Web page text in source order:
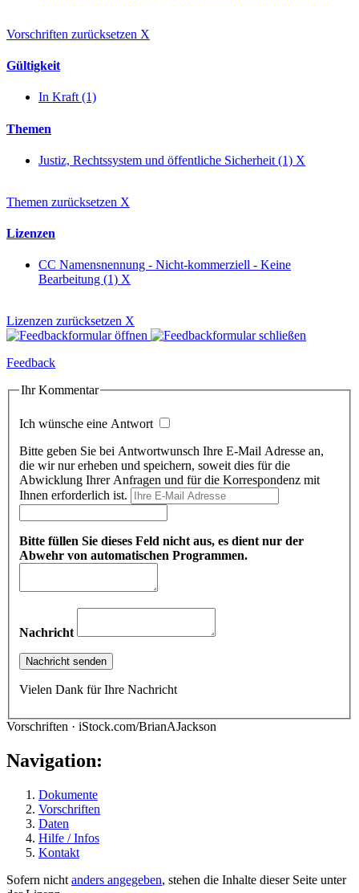
Vorschriften zurücksetzen X
Gültigkeit
In Kraft (1)
Themen
Justiz, Rechtssystem und öffentliche Sicherheit (1) X
Themen zurücksetzen X
Lizenzen
CC Namensnennung - Nicht-kommerziell - Keine
Bearbeitung (1) X
Lizenzen zurücksetzen X
Feedback
Ihr Kommentar
Ich wünsche eine Antwort
Bitte geben Sie bei Antwortwunsch Ihre E-Mail Adresse an,
die wir nur erheben und speichern, soweit dies für die
Abwicklung Ihrer Anfragen und für die Korrespondenz mit
Ihnen erforderlich ist.
Bitte füllen Sie dieses Feld nicht aus, es dient nur der
Abwehr von automatischen Programmen.
Nachricht
Vielen Dank für Ihre Nachricht
Vorschriften · iStock.com/BrianAJackson
Navigation:
Dokumente
Vorschriften
Daten
Hilfe / Infos
Kontakt
Sofern nicht anders angegeben, stehen die Inhalte dieser Seite unter